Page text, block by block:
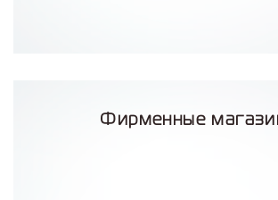
Фирменные